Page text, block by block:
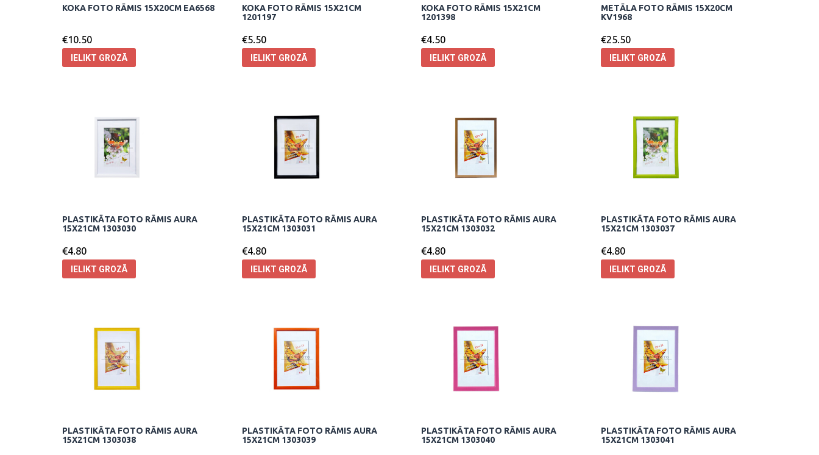
KOKA FOTO RĀMIS 15X20CM EA6568
€10.50
IELIKT GROZĀ
KOKA FOTO RĀMIS 15X21CM
1201197
€5.50
IELIKT GROZĀ
KOKA FOTO RĀMIS 15X21CM
1201398
€4.50
IELIKT GROZĀ
METĀLA FOTO RĀMIS 15X20CM
KV1968
€25.50
IELIKT GROZĀ
PLASTIKĀTA FOTO RĀMIS AURA
15X21CM 1303030
€4.80
IELIKT GROZĀ
PLASTIKĀTA FOTO RĀMIS AURA
15X21CM 1303031
€4.80
IELIKT GROZĀ
PLASTIKĀTA FOTO RĀMIS AURA
15X21CM 1303032
€4.80
IELIKT GROZĀ
PLASTIKĀTA FOTO RĀMIS AURA
15X21CM 1303037
€4.80
IELIKT GROZĀ
PLASTIKĀTA FOTO RĀMIS AURA
15X21CM 1303038
PLASTIKĀTA FOTO RĀMIS AURA
15X21CM 1303039
PLASTIKĀTA FOTO RĀMIS AURA
15X21CM 1303040
PLASTIKĀTA FOTO RĀMIS AURA
15X21CM 1303041